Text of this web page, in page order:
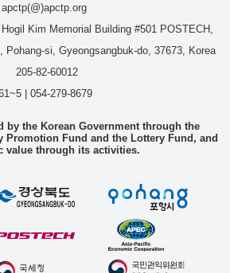
apctp(@)apctp.org
Hogil Kim Memorial Building #501 POSTECH,
Pohang-si, Gyeongsangbuk-do, 37673, Korea
205-82-60012
| 054-279-8679
by the Korean Government through the
Promotion Fund and the Lottery Fund, and
value through its activities.